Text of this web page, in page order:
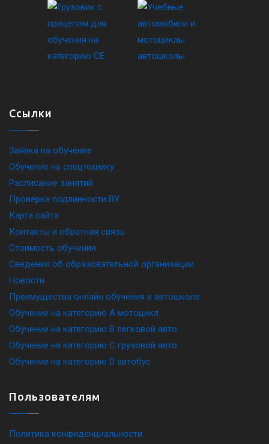
Ссылки
Заявка на обучение
Обучение на спецтехнику
Расписание занятий
Проверка подлинности ВУ
Карта сайта
Контакты и обратная связь
Стоимость обучения
Сведения об образовательной организации
Новости
Преимущества онлайн обучения в автошколе
Обучение на категорию A мотоцикл
Обучение на категорию B легковой авто
Обучение на категорию C грузовой авто
Обучение на категорию D автобус
Пользователям
Политика конфиденциальности